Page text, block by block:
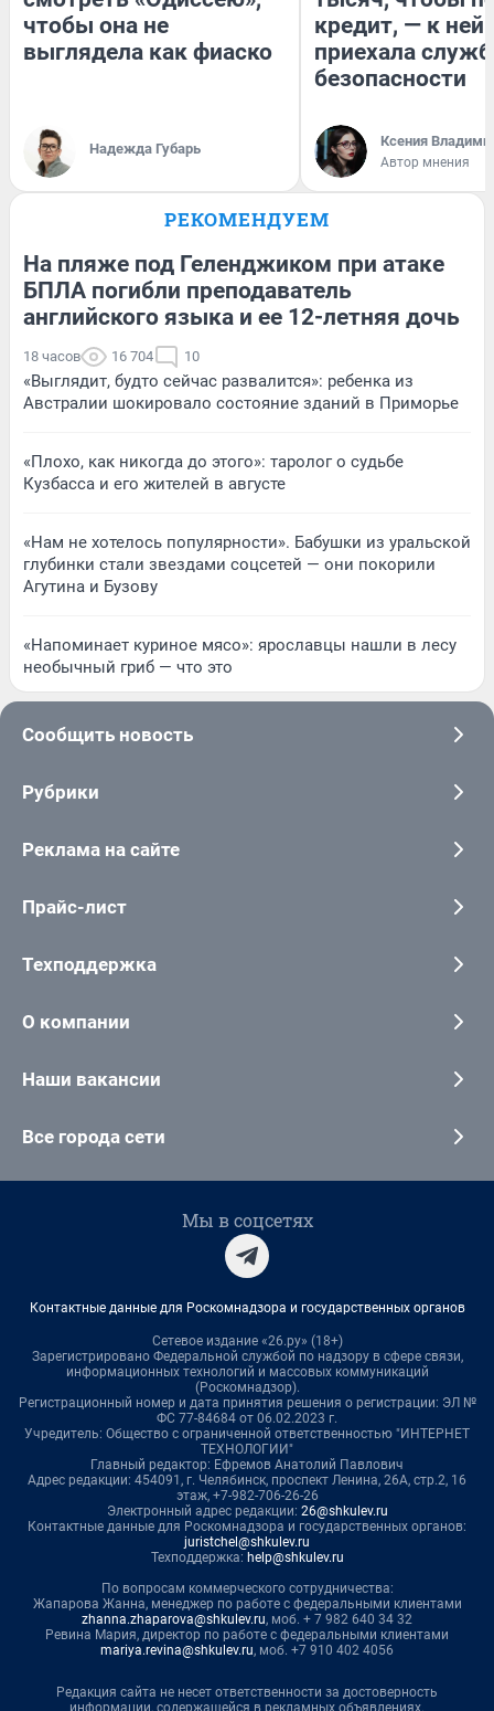
чтобы она не
выглядела как фиаско
Надежда Губарь
кредит, — к
приехала
безопасности
Ксения
Автор мнения
РЕКОМЕНДУЕМ
На пляже под Геленджиком при атаке
БПЛА погибли преподаватель
английского языка и ее 12-летняя дочь
18 часов 16 704 10
«Выглядит, будто сейчас развалится»: ребенка из
Австралии шокировало состояние зданий в Приморье
«Плохо, как никогда до этого»: таролог о судьбе
Кузбасса и его жителей в августе
«Нам не хотелось популярности». Бабушки из уральской
глубинки стали звездами соцсетей — они покорили
Агутина и Бузову
«Напоминает куриное мясо»: ярославцы нашли в лесу
необычный гриб — что это
Сообщить новость
Рубрики
Реклама на сайте
Прайс-лист
Техподдержка
О компании
Наши вакансии
Все города сети
Мы в соцсетях
Контактные данные для Роскомнадзора и государственных органов
Сетевое издание «26.ру» (18+)
Зарегистрировано Федеральной службой по надзору в сфере связи,
информационных технологий и массовых коммуникаций
(Роскомнадзор).
Регистрационный номер и дата принятия решения о регистрации: ЭЛ №
ФС 77-84684 от 06.02.2023 г.
Учредитель: Общество с ограниченной ответственностью "ИНТЕРНЕТ
ТЕХНОЛОГИИ"
Главный редактор: Ефремов Анатолий Павлович
Адрес редакции: 454091, г. Челябинск, проспект Ленина, 26А, стр.2, 16
этаж, +7-982-706-26-26
Электронный адрес редакции: 26@shkulev.ru
Контактные данные для Роскомнадзора и государственных органов:
juristchel@shkulev.ru
Техподдержка: help@shkulev.ru
По вопросам коммерческого сотрудничества:
Жапарова Жанна, менеджер по работе с федеральными клиентами
zhanna.zhaparova@shkulev.ru, моб. + 7 982 640 34 32
Ревина Мария, директор по работе с федеральными клиентами
mariya.revina@shkulev.ru, моб. +7 910 402 4056
Редакция сайта не несет ответственности за достоверность